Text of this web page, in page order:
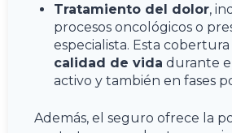
Tratamiento del dolor,
procesos oncológicos o
especialista. Esta cobertura
calidad de vida durante
activo y también en fases
Además, el seguro ofrece la